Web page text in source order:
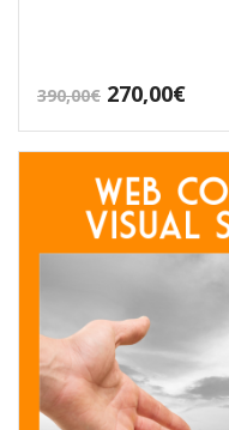
390,00€ 270,00€